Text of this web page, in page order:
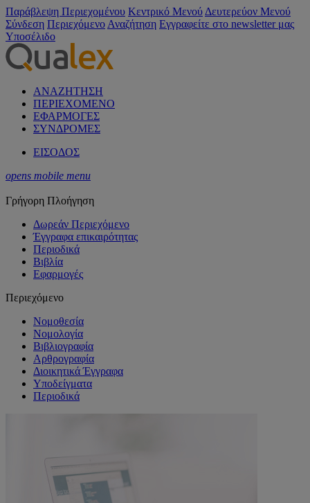
Παράβλεψη Περιεχομένου Κεντρικό Μενού Δευτερεύον Μενού
Σύνδεση Περιεχόμενο Αναζήτηση Εγγραφείτε στο newsletter μας
Υποσέλιδο
ΑΝΑΖΗΤΗΣΗ
ΠΕΡΙΕΧΟΜΕΝΟ
ΕΦΑΡΜΟΓΕΣ
ΣΥΝΔΡΟΜΕΣ
ΕΙΣΟΔΟΣ
opens mobile menu
Γρήγορη Πλοήγηση
Δωρεάν Περιεχόμενο
Έγγραφα επικαιρότητας
Περιοδικά
Βιβλία
Εφαρμογές
Περιεχόμενο
Νομοθεσία
Νομολογία
Βιβλιογραφία
Αρθρογραφία
Διοικητικά Έγγραφα
Υποδείγματα
Περιοδικά